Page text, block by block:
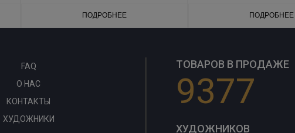
ПОДРОБНЕЕ ПОДРОБНЕЕ
FAQ
О НАС
КОНТАКТЫ
ХУДОЖНИКИ
ТОВАРОВ В ПРОДАЖЕ
9377
ХУДОЖНИКОВ